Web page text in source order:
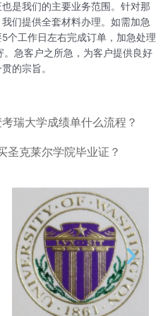
是我们的主要业务范围。针对那
们提供全套材料办理。如需加急
个工作日左右完成订单，加急处理
急客户之所急，为客户提供良好
的宗旨。
瑞大学成绩单什么流程？
圣克莱尔学院毕业证？